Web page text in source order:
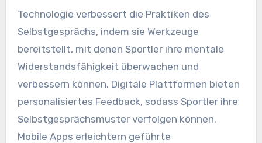
Technologie verbessert die Praktiken des
Selbstgesprächs, indem sie Werkzeuge
bereitstellt, mit denen Sportler ihre mentale
Widerstandsfähigkeit überwachen und
verbessern können. Digitale Plattformen bieten
personalisiertes Feedback, sodass Sportler ihre
Selbstgesprächsmuster verfolgen können.
Mobile Apps erleichtern geführte